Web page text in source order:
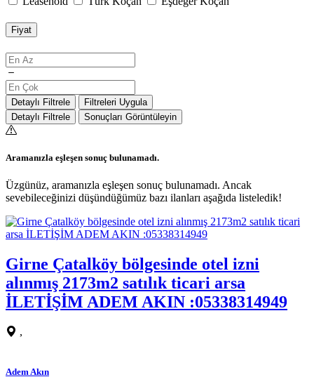
Fiyat
Detaylı Filtrele
Filtreleri Uygula
Detaylı Filtrele
Sonuçları Görüntüleyin
Aramanızla eşleşen sonuç bulunamadı.
Üzgünüz, aramanızla eşleşen sonuç bulunamadı. Ancak
sevebileceğinizi düşündüğümüz bazı ilanları aşağıda listeledik!
Girne Çatalköy bölgesinde otel izni
alınmış 2173m2 satılık ticari arsa
İLETİŞİM ADEM AKIN :05338314949
,
Adem Akın